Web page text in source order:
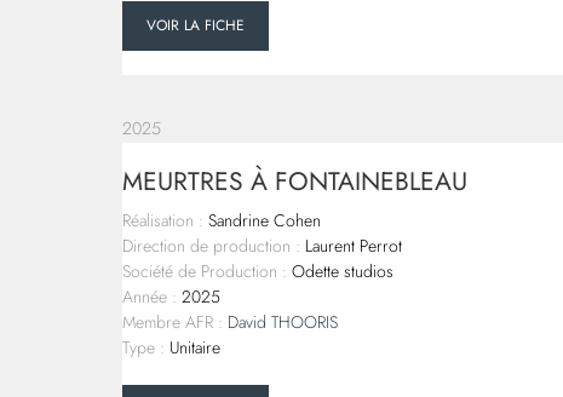
VOIR LA FICHE
2025
MEURTRES À FONTAINEBLEAU
Réalisation : Sandrine Cohen
Direction de production : Laurent Perrot
Société de Production : Odette studios
Année : 2025
Membre AFR : David THOORIS
Type : Unitaire